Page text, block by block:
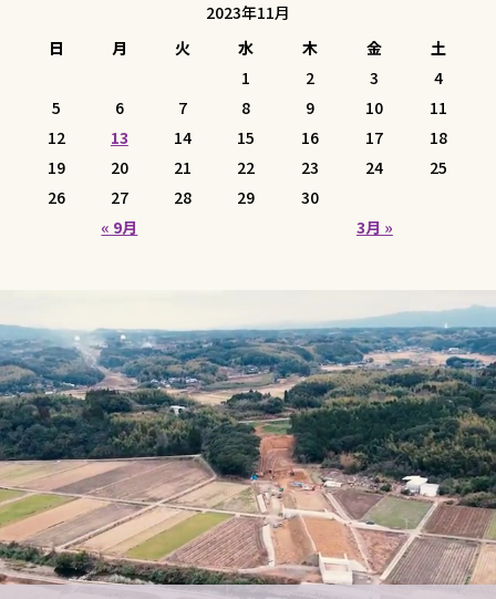
2023年11月
日
月 火 水 木 金 土
« 9月 3月 »
1 2 3
4
5
6 7 8 9 10
11
12
13 14 15 16 17
18
19
20 21 22 23 24
25
26
27 28 29 30